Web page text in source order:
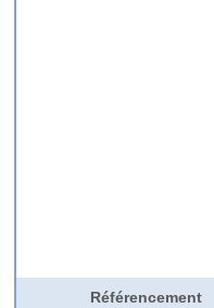
Référencement